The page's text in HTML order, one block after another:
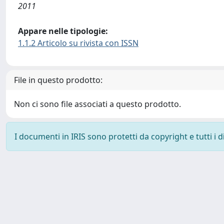
2011
Appare nelle tipologie:
1.1.2 Articolo su rivista con ISSN
File in questo prodotto:
Non ci sono file associati a questo prodotto.
I documenti in IRIS sono protetti da copyright e tutti i